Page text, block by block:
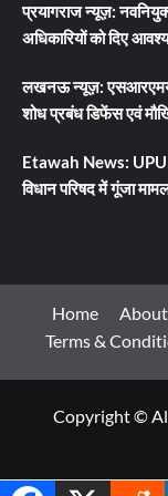
प्रयागराज न्यूज़:
अधिकारियों को दिए
लखनऊ न्यूज़: एसआरएमयू में
शोध प्रबंध डिफेंस एवं
Etawah News:
विधान परिषद में गूंजा
Home
Terms &
Copyright ©